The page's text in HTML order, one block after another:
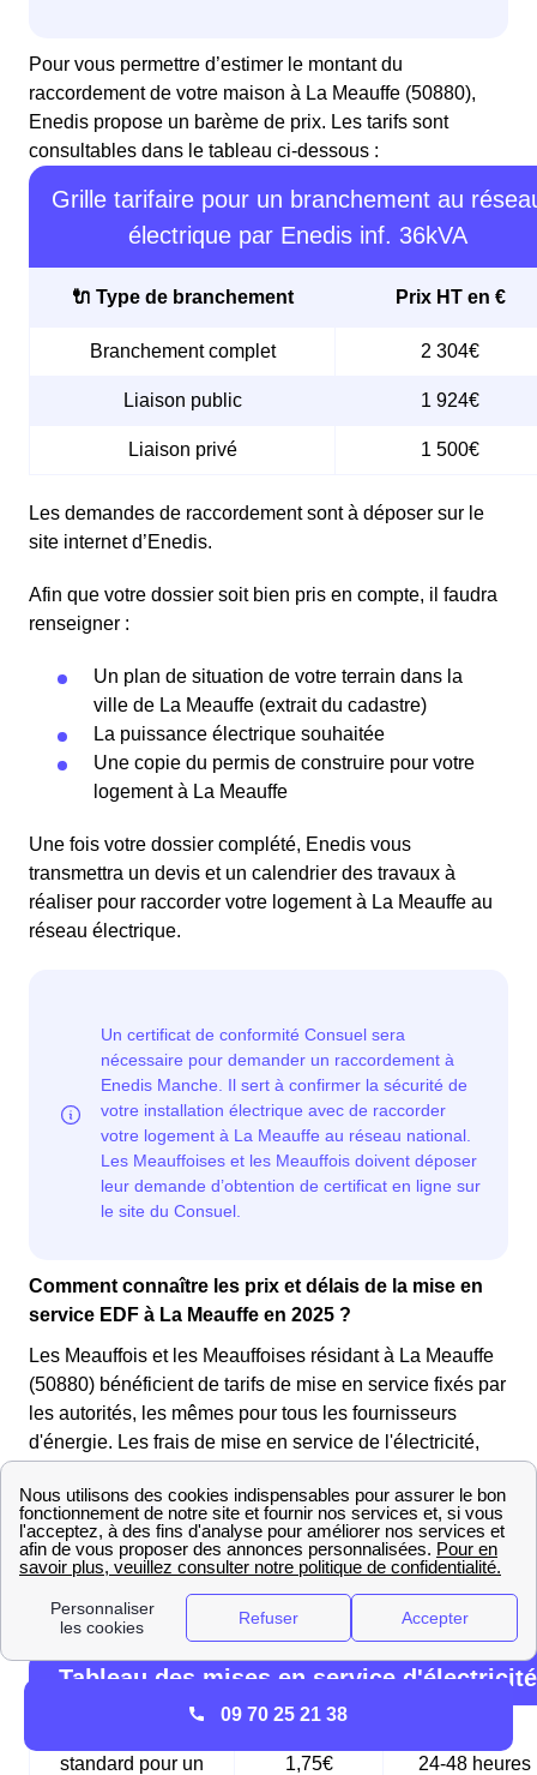
Pour vous permettre d’estimer le montant du
raccordement de votre maison à La Meauffe (50880),
Enedis propose un barème de prix. Les tarifs sont
consultables dans le tableau ci-dessous :
Grille tarifaire pour un branchement au
électrique par Enedis inf. 36kVA
🔌 Type de branchement Prix HT en €
Branchement complet 2 304€
Liaison public 1 924€
Liaison privé 1 500€
Les demandes de raccordement sont à déposer sur le
site internet d’Enedis.
Afin que votre dossier soit bien pris en compte, il faudra
renseigner :
Un plan de situation de votre terrain dans la
ville de La Meauffe (extrait du cadastre)
La puissance électrique souhaitée
Une copie du permis de construire pour votre
logement à La Meauffe
Une fois votre dossier complété, Enedis vous
transmettra un devis et un calendrier des travaux à
réaliser pour raccorder votre logement à La Meauffe au
réseau électrique.
Comment connaître les prix et délais de la mise en
service EDF à La Meauffe en 2025 ?
Les Meauffois et les Meauffoises résidant à La Meauffe
(50880) bénéficient de tarifs de mise en service fixés par
les autorités, les mêmes pour tous les fournisseurs
d'énergie. Les frais de mise en service de l'électricité,
Enedis. Quant au gaz, les frais sont à régler auprès de
GRDF, le gestionnaire du réseau de gaz.
Les tableaux suivants présentent les différentes options
de mise en service disponibles à La Meauffe (50880) :
Tableau des mises en service d'électricité
standard pour un
1,75€ 24-48 heures
09 70 25 21 38